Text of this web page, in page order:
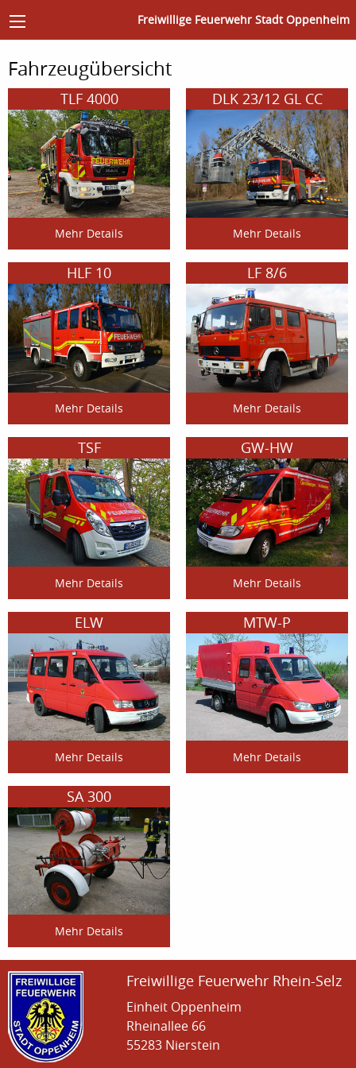
Freiwillige Feuerwehr Stadt Oppenheim
Fahrzeugübersicht
TLF 4000
Mehr Details
DLK 23/12 GL CC
Mehr Details
HLF 10
Mehr Details
LF 8/6
Mehr Details
TSF
Mehr Details
GW-HW
Mehr Details
ELW
Mehr Details
MTW-P
Mehr Details
SA 300
Mehr Details
Freiwillige Feuerwehr Rhein-Selz
Einheit Oppenheim
Rheinallee 66
55283 Nierstein